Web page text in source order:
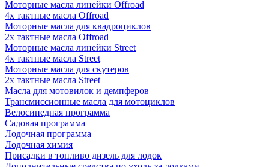
Моторные масла линейки Offroad
4х тактные масла Offroad
Моторные масла для квадроциклов
2х тактные масла Offroad
Моторные масла линейки Street
4х тактные масла Street
Моторные масла для скутеров
2х тактные масла Street
Масла для мотовилок и демпферов
Трансмиссионные масла для мотоциклов
Велосипедная программа
Садовая программа
Лодочная программа
Лодочная химия
Присадки в топливо дизель для лодок